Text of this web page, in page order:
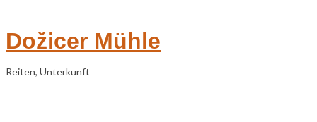
Dožicer Mühle
Reiten, Unterkunft